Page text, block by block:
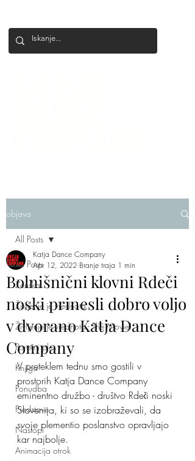
objava
All Posts
Ženska
Življenje je vrednota
Življenje je vrednota - The Movie!
Poročni ples
Knjiga
Ponudba
Predstave
Nastopi
Animacija otrok
All Posts
Bolnišnični klovni Rdeči
noski prinesli dobro voljo
v dvorano Katja Dance
Company
Katja Dance Company
Apr 12, 2022 Branje traja 1 min
V preteklem tednu smo gostili v
prostorih Katja Dance Company
eminentno družbo - društvo Rdeči noski
Slovenija, ki so se izobraževali, da
svoje plementio poslanstvo opravljajo
kar najbolje.